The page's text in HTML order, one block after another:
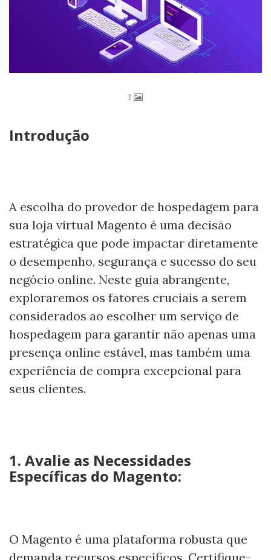
1
Introdução
A escolha do provedor de hospedagem para
sua loja virtual Magento é uma decisão
estratégica que pode impactar diretamente
o desempenho, segurança e sucesso do seu
negócio online. Neste guia abrangente,
exploraremos os fatores cruciais a serem
considerados ao escolher um serviço de
hospedagem para garantir não apenas uma
presença online estável, mas também uma
experiência de compra excepcional para
seus clientes.
1. Avalie as Necessidades
Específicas do Magento:
O Magento é uma plataforma robusta que